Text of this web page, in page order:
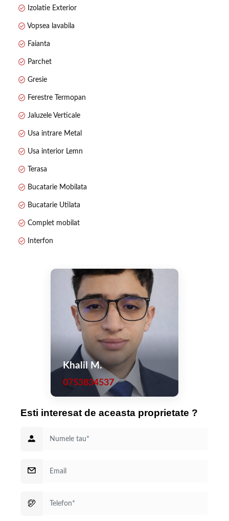
Izolatie Exterior
Vopsea lavabila
Faianta
Parchet
Gresie
Ferestre Termopan
Jaluzele Verticale
Usa intrare Metal
Usa interior Lemn
Terasa
Bucatarie Mobilata
Bucatarie Utilata
Complet mobilat
Interfon
Khalil M.
0753834537
Esti interesat de aceasta proprietate ?